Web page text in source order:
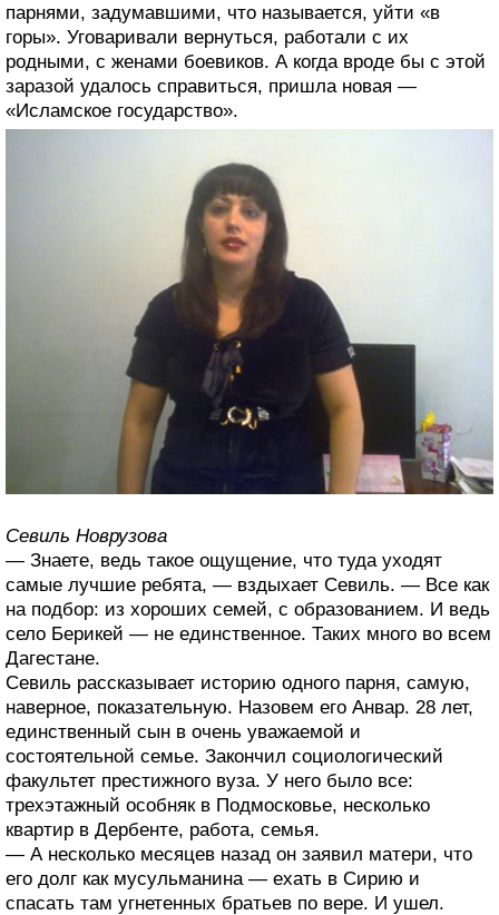
парнями, задумавшими, что называется, уйти «в
горы». Уговаривали вернуться, работали с их
родными, с женами боевиков. А когда вроде бы с этой
заразой удалось справиться, пришла новая —
«Исламское государство».
Севиль Новрузова
— Знаете, ведь такое ощущение, что туда уходят
самые лучшие ребята, — вздыхает Севиль. — Все как
на подбор: из хороших семей, с образованием. И ведь
село Берикей — не единственное. Таких много во всем
Дагестане.
Севиль рассказывает историю одного парня, самую,
наверное, показательную. Назовем его Анвар. 28 лет,
единственный сын в очень уважаемой и
состоятельной семье. Закончил социологический
факультет престижного вуза. У него было все:
трехэтажный особняк в Подмосковье, несколько
квартир в Дербенте, работа, семья.
— А несколько месяцев назад он заявил матери, что
его долг как мусульманина — ехать в Сирию и
спасать там угнетенных братьев по вере. И ушел.